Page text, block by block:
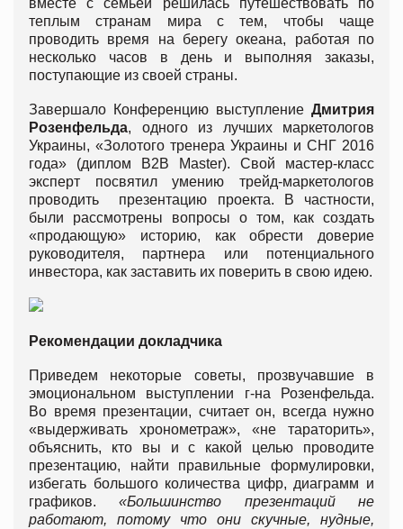
вместе с семьей решилась путешествовать по
теплым странам мира с тем, чтобы чаще
проводить время на берегу океана, работая по
несколько часов в день и выполняя заказы,
поступающие из своей страны.
Завершало Конференцию выступление Дмитрия
Розенфельда, одного из лучших маркетологов
Украины, «Золотого тренера Украины и СНГ 2016
года» (диплом В2В Master). Свой мастер-класс
эксперт посвятил умению трейд-маркетологов
проводить презентацию проекта. В частности,
были рассмотрены вопросы о том, как создать
«продающую» историю, как обрести доверие
руководителя, партнера или потенциального
инвестора, как заставить их поверить в свою идею.
Рекомендации докладчика
Приведем некоторые советы, прозвучавшие в
эмоциональном выступлении г-на Розенфельда.
Во время презентации, считает он, всегда нужно
«выдерживать хронометраж», «не тараторить»,
объяснить, кто вы и с какой целью проводите
презентацию, найти правильные формулировки,
избегать большого количества цифр, диаграмм и
графиков.«Большинство презентаций не
работают, потому что они скучные, нудные,